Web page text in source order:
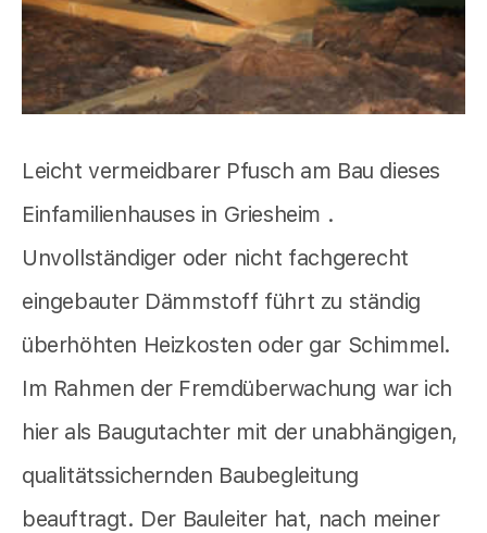
Leicht vermeidbarer Pfusch am Bau dieses
Einfamilienhauses in Griesheim .
Unvollständiger oder nicht fachgerecht
eingebauter Dämmstoff führt zu ständig
überhöhten Heizkosten oder gar Schimmel.
Im Rahmen der Fremdüberwachung war ich
hier als Baugutachter mit der unabhängigen,
qualitätssichernden Baubegleitung
beauftragt. Der Bauleiter hat, nach meiner